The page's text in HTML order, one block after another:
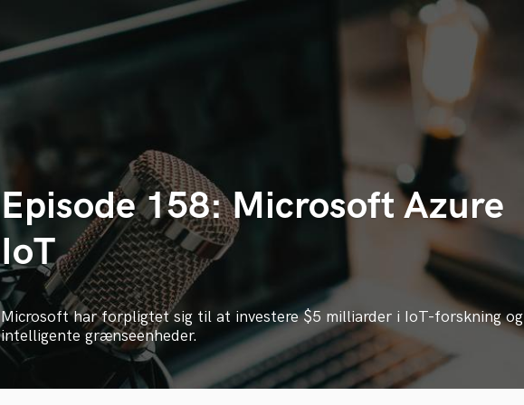
Episode 158: Microsoft Azure
IoT
Microsoft har forpligtet sig til at investere $5 milliarder i IoT-forskning og
intelligente grænseenheder.